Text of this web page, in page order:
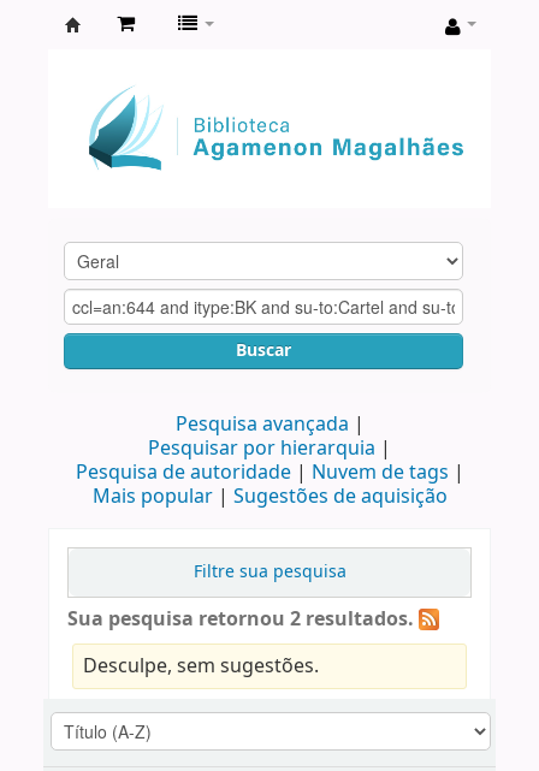
Agamenon
Magalhães
Buscar
Pesquisa avançada
Pesquisar por hierarquia
Pesquisa de autoridade
Nuvem de tags
Mais popular
Sugestões de aquisição
Filtre sua pesquisa
Sua pesquisa retornou 2 resultados.
Desculpe, sem sugestões.